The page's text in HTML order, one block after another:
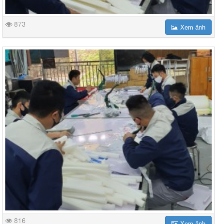
873 Xem ảnh
816